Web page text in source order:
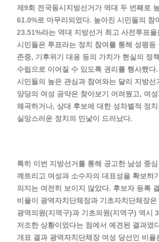
제9회 전국동시지방선거가 역대 두 번째로
61.0%로 마무리되었다. 높아진 시민들의 참
23.51%라는 역대 지방선거 최고 사전투표율
시민들은 투표라는 정치 참여를 통해 성평등
존중, 기후위기 대응 등의 가치가 현실의 정
수립으로 이어질 수 있도록 권리를 행사했다
시민들의 높은 관심과 참여와는 달리 지방선
양당의 여성 공약은 찾아보기 어려웠고, 여
왜곡하거나, 상대 후보에 대한 성차별적 정
실망스러운 정치의 민낯이 드러났다.
특히 이번 지방선거를 통해 공고한 남성 중
깨트리고 여성과 소수자의 대표성을 확보하
의지는 여전히 보이지 않았다. 후보자 등록
비율이 광역자치단체장과 기초자치단체장은
광역의원(지역구)과 기초의원(지역구) 역시
저조한 상황이었다는 점에서 예견된 결과였
개표 결과 광역자치단체장 여성 당선인 비율